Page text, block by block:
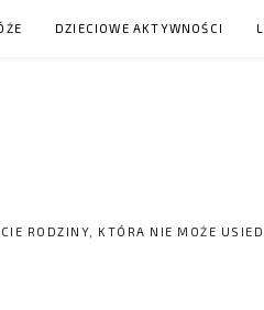
DZIECIOWE AKTYWNOŚCI
RODZINY, KTÓRA NIE MOŻE